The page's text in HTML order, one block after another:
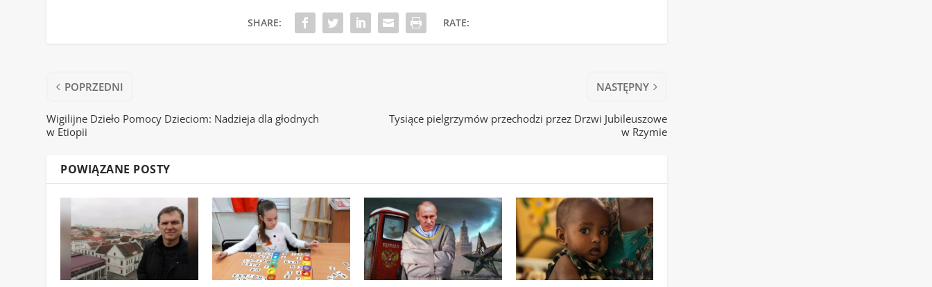
SHARE: RATE:
POPRZEDNI
Wigilijne Dzieło Pomocy Dzieciom: Nadzieja dla głodnych
w Etiopii
NASTĘPNY
Tysiące pielgrzymów przechodzi przez Drzwi Jubileuszowe
w Rzymie
POWIĄZANE POSTY